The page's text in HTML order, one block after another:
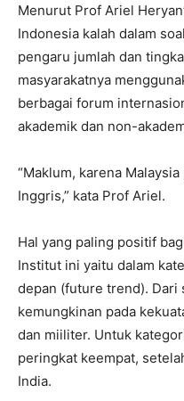
Menurut Prof Ariel
Indonesia kalah dalam
pengaru jumlah dan
masyarakatnya
berbagai forum
akademik dan non-
“Maklum, karena
Inggris,” kata Prof Ariel.
Hal yang paling positif
Institut ini yaitu dalam
depan (future trend). Dari
kemungkinan pada
dan miiliter. Untuk
peringkat keempat,
India.